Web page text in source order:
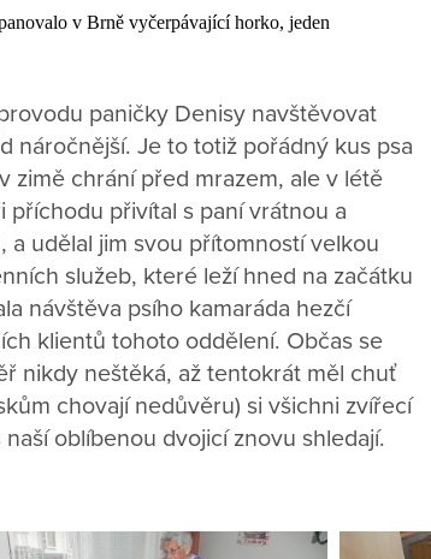
v Brně vyčerpávající horko, jeden
paničky Denisy navštěvovat
náročnější. Je to totiž pořádný kus psa
zimě chrání před mrazem, ale v létě
přivítal s paní vrátnou a
udělal jim svou přítomností velkou
služeb, které leží hned na začátku
návštěva psího kamaráda hezčí
klientů tohoto oddělení. Občas se
nikdy neštěká, až tentokrát měl chuť
chovají nedůvěru) si všichni zvířecí
oblíbenou dvojicí znovu shledají.